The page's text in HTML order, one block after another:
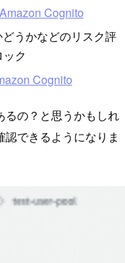
Cognito
うかなどのリスク評
ク
Cognito
るの？と思うかもしれ
認できるようになりま